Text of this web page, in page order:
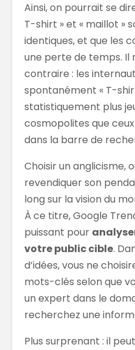
Ainsi, on pourrait se
T-shirt » et « maillot »
identiques, et que les
une perte de temps. Il
contraire : les
spontanément « T-
statistiquement plus
cosmopolites que
dans la barre de
Choisir un anglicisme,
revendiquer son
long sur la vision du
À ce titre, Google
puissant pour
votre public cible.
d’idées, vous ne
mots-clés selon que
un expert dans le
recherchez une
Plus surprenant : il